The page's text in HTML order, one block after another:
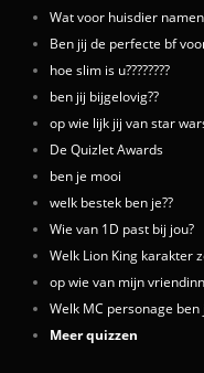
Wat voor huisdier
Ben jij de perfecte bf
hoe slim is u????????
ben jij bijgelovig??
op wie lijk jij van star
De Quizlet Awards
ben je mooi
welk bestek ben je??
Wie van 1D past bij jou?
Welk Lion King karakter
op wie van mijn
Welk MC personage ben
Meer quizzen